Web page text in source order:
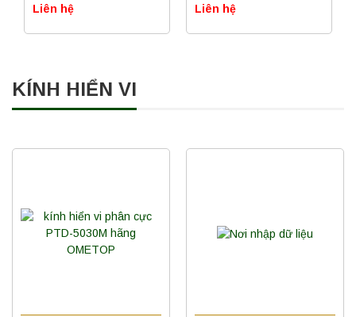
Liên hệ Liên hệ
KÍNH HIỂN VI